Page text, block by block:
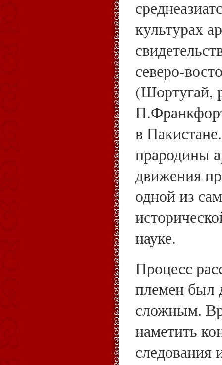
культурах
северо-
(Шортугай,
в
прародины
движения
одной из
науке.
Процесс
племен был
сложным.
наметить